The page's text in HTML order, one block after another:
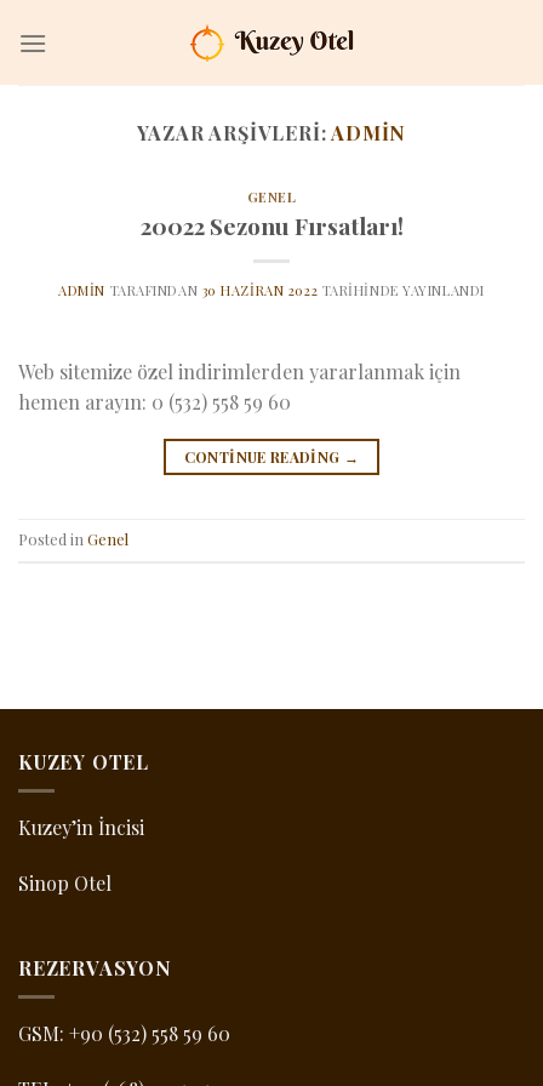
atla
YAZAR ARŞIVLERI:ADMIN
GENEL
20022 Sezonu Fırsatları!
ADMIN TARAFINDAN 30 HAZIRAN 2022 TARIHINDE YAYINLANDI
Web sitemize özel indirimlerden yararlanmak için
hemen arayın: 0 (532) 558 59 60
CONTINUE READING →
Posted in Genel
KUZEY OTEL
Kuzey’in İncisi
Sinop Otel
REZERVASYON
GSM: +90 (532) 558 59 60